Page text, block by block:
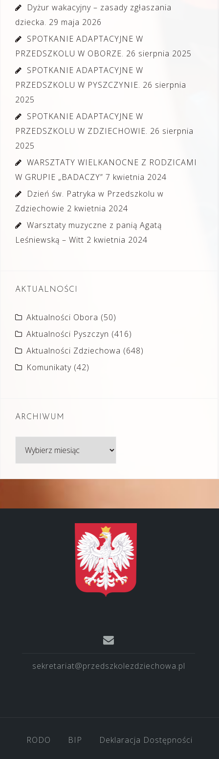
Dyżur wakacyjny – zasady zgłaszania
dziecka. 29 maja 2026
SPOTKANIE ADAPTACYJNE W
PRZEDSZKOLU W OBORZE. 26 sierpnia 2025
SPOTKANIE ADAPTACYJNE W
PRZEDSZKOLU W PYSZCZYNIE. 26 sierpnia
2025
SPOTKANIE ADAPTACYJNE W
PRZEDSZKOLU W ZDZIECHOWIE. 26 sierpnia
2025
WARSZTATY WIELKANOCNE Z RODZICAMI
W GRUPIE „BADACZY” 7 kwietnia 2024
Dzień św. Patryka w Przedszkolu w
Zdziechowie 2 kwietnia 2024
Warsztaty muzyczne z panią Agatą
Leśniewską – Witt 2 kwietnia 2024
AKTUALNOŚCI
Aktualności Obora (50)
Aktualności Pyszczyn (416)
Aktualności Zdziechowa (648)
Komunikaty (42)
ARCHIWUM
sekretariat@przedszkolezdziechowa.pl
RODO BIP Deklaracja Dostępności